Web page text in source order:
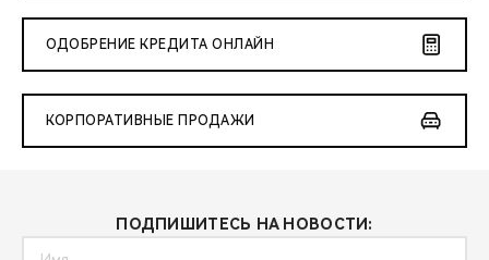
ОДОБРЕНИЕ КРЕДИТА ОНЛАЙН
КОРПОРАТИВНЫЕ ПРОДАЖИ
ПОДПИШИТЕСЬ НА НОВОСТИ: